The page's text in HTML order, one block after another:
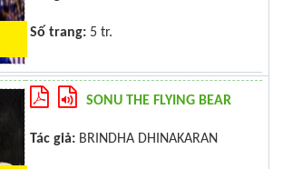
Số trang: 5 tr.
SONU THE FLYING BEAR
Tác giả: BRINDHA DHINAKARAN